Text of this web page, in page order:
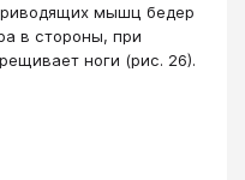
мышц бедер
в стороны, при
ноги (рис. 26).